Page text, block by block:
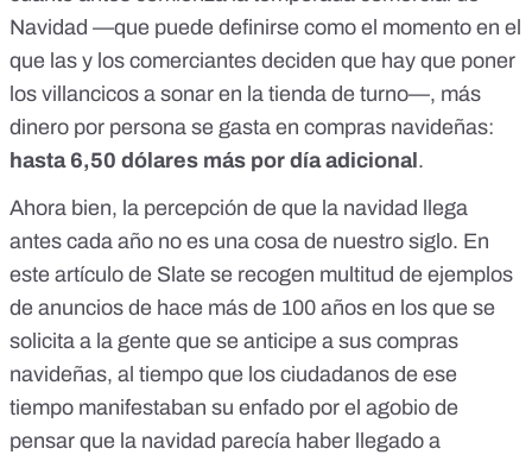
Navidad —que puede definirse como el momento en el
que las y los comerciantes deciden que hay que poner
los villancicos a sonar en la tienda de turno—, más
dinero por persona se gasta en compras navideñas:
hasta 6,50 dólares más por día adicional .
Ahora bien, la percepción de que la navidad llega
antes cada año no es una cosa de nuestro siglo. En
este artículo de Slate se recogen multitud de ejemplos
de anuncios de hace más de 100 años en los que se
solicita a la gente que se anticipe a sus compras
navideñas, al tiempo que los ciudadanos de ese
tiempo manifestaban su enfado por el agobio de
pensar que la navidad parecía haber llegado a